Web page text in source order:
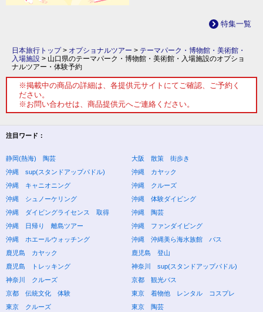
特集一覧
日本旅行トップ> オプショナルツアー > テーマパーク・博物館・美術館・
入場施設 > 山口県のテーマパーク・博物館・美術館・入場施設のオプショ
ナルツアー・体験予約
※掲載中の商品の詳細は、各提供元サイトにてご確認、ご予約く
ださい。
※お問い合わせは、商品提供元へご連絡ください。
注目ワード：
静岡(熱海) 陶芸
大阪 散策 街歩き
沖縄 sup(スタンドアップパドル)
沖縄 カヤック
沖縄 キャニオニング
沖縄 クルーズ
沖縄 シュノーケリング
沖縄 体験ダイビング
沖縄 ダイビングライセンス 取得
沖縄 陶芸
沖縄 日帰り 離島ツアー
沖縄 ファンダイビング
沖縄 ホエールウォッチング
沖縄 沖縄美ら海水族館 バス
鹿児島 カヤック
鹿児島 登山
鹿児島 トレッキング
神奈川 sup(スタンドアップパドル)
神奈川 クルーズ
京都 観光バス
京都 伝統文化 体験
東京 着物他 レンタル コスプレ
東京 クルーズ
東京 陶芸